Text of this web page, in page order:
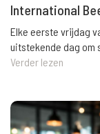
International
Elke eerste vrijdag
uitstekende dag om
Verder lezen